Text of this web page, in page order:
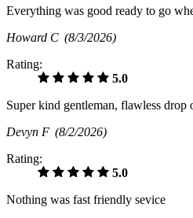
Everything was good ready to go
Howard C (8/3/2026)
Rating:
5.0
Super kind gentleman, flawless drop
Devyn F (8/2/2026)
Rating:
5.0
Nothing was fast friendly sevice